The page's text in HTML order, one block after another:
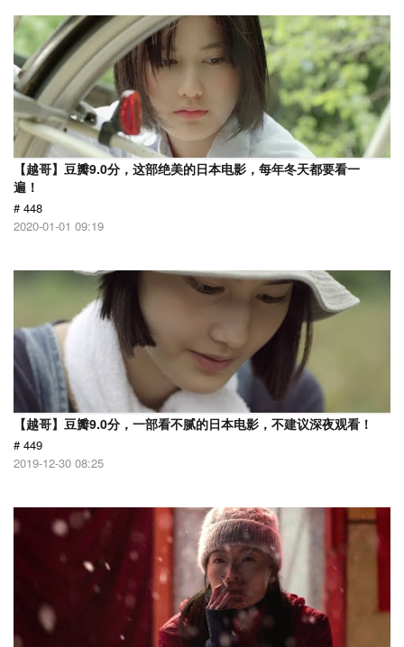
【越哥】豆瓣9.0分，这部绝美的日本电影，每年冬天都要看一
遍！
# 448
2020-01-01 09:19
【越哥】豆瓣9.0分，一部看不腻的日本电影，不建议深夜观看！
# 449
2019-12-30 08:25